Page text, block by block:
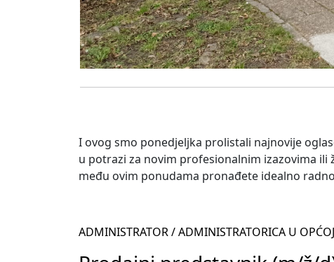
I ovog smo ponedjeljka prolistali najnovije
u potrazi za novim profesionalnim izazovima
među ovim ponudama pronađete idealno
ADMINISTRATOR / ADMINISTRATORICA U